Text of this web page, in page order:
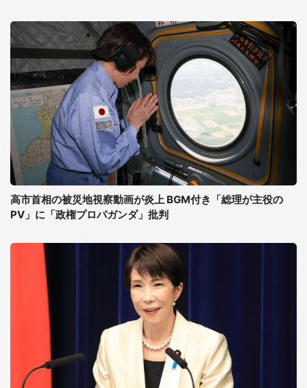
高市首相の被災地視察動画が炎上 BGM付き「総理が主役の
PV」に「政権プロパガンダ」批判